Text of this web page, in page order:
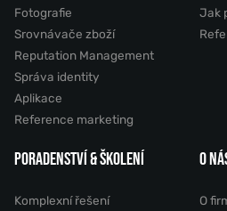
Fotografie
Srovnávače zboží
Reputation Management
Správa identity
Aplikace
Reference marketing
Jak
PORADENSTVÍ & ŠKOLENÍ
Komplexní řešení
O
O